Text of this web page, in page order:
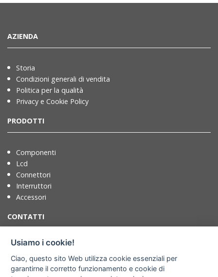
AZIENDA
Storia
Condizioni generali di vendita
Politica per la qualità
Privacy e Cookie Policy
PRODOTTI
Componenti
Lcd
Connettori
Interruttori
Accessori
CONTATTI
T. +39 071721091
F. +39 0717210922
info@adimpex.it
Usiamo i cookie!
Ciao, questo sito Web utilizza cookie essenziali per
garantirne il corretto funzionamento e cookie di